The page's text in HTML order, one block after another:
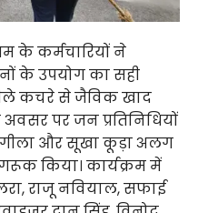
के कर्मचारियों ने
के उपयोग का सही
कचरे से जैविक खाद
पर जन प्रतिनिधियों
गीला और सूखा कूड़ा अलग
किया। कार्यक्रम में
राजू नवियाल, सफाई